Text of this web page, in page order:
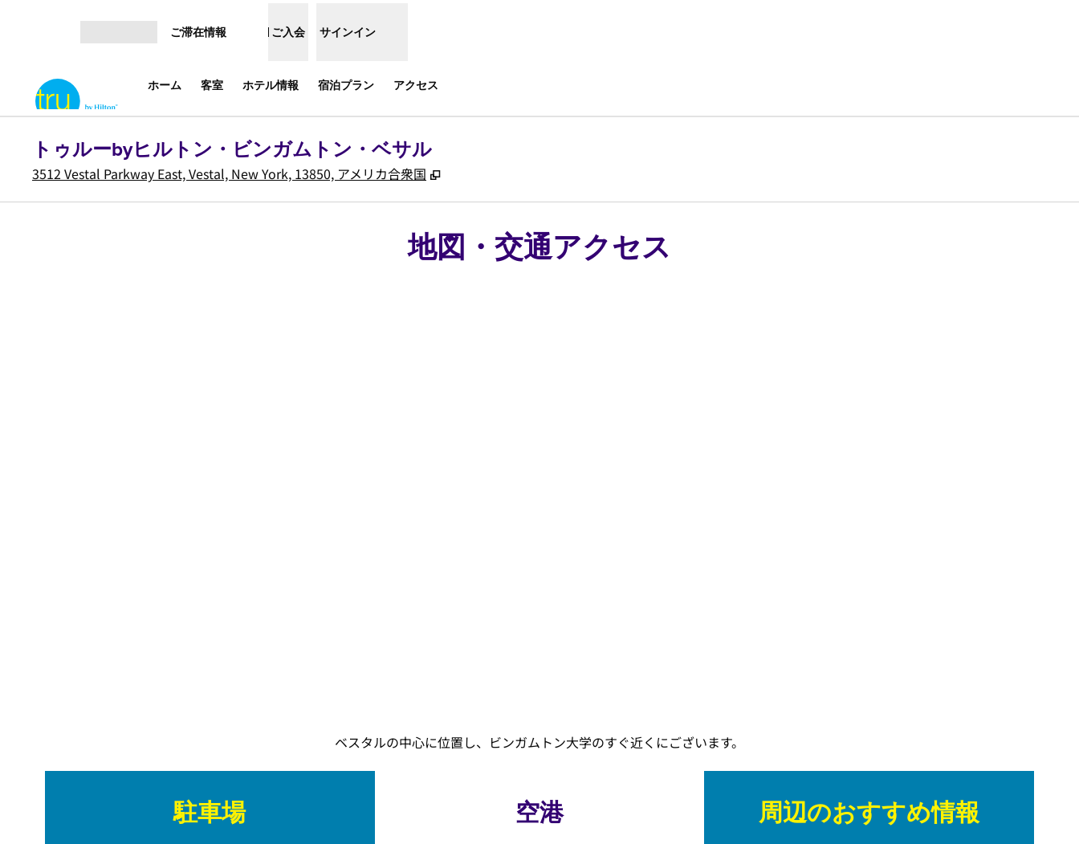
ご滞在情報 ご入会 サインイン
ホーム 客室 ホテル情報 宿泊プラン アクセス
トゥルーbyヒルトン・ビンガムトン・ベサル
3512 Vestal Parkway East, Vestal, New York, 13850, アメリカ合衆国 ,
地図・交通アクセス
ベスタルの中心に位置し、ビンガムトン大学のすぐ近くにございます。
駐車場 空港 周辺のおすすめ情報